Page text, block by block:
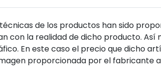
de los productos han sido
con la realidad de dicho producto.
En este caso el precio que dicho
proporcionada por el